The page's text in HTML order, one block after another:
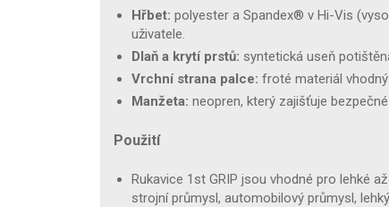
Hřbet: polyester a Spandex® v Hi-Vis
uživatele.
Dlaň a krytí prstů: syntetická useň
Vrchní strana palce: froté materiál
Manžeta: neopren, který zajišťuje
Použití
Rukavice 1st GRIP jsou vhodné pro lehké
strojní průmysl, automobilový průmysl,